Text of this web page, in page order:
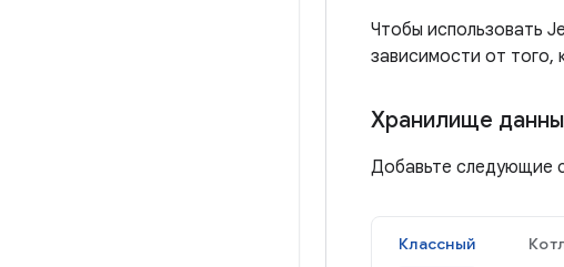
Чтобы использовать
зависимости от того,
Хранилище
Добавьте следующие
Классный